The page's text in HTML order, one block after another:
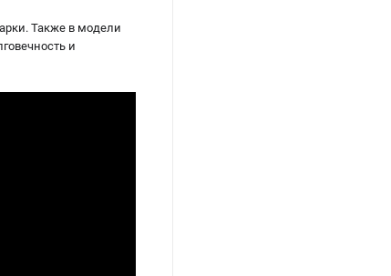
Также в модели
и